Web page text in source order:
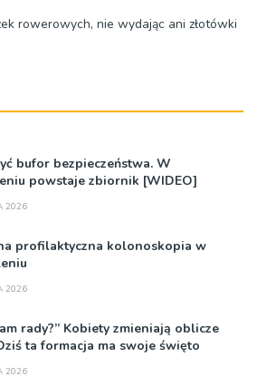
rowerowych, nie wydając ani złotówki
bufor bezpieczeństwa. W
powstaje zbiornik [WIDEO]
2026
profilaktyczna kolonoskopia w
2026
rady?” Kobiety zmieniają oblicze
ta formacja ma swoje święto
2026